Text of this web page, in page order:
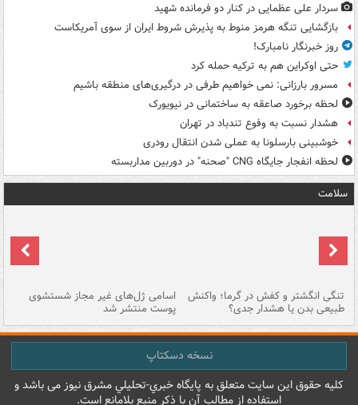
سردار علی عظمایی در کنار دو فرمانده شهید
بازگشایی تنگه هرمز منوط به پذیرش شروط ایران از سوی آمریکاست
روز خبرنگار نامبارک!
حتی اوکراین هم به ترکیه حمله کرد
مسرور بارزانی: نمی خواهیم طرفی در درگیری‌های منطقه باشیم
لحظه برخورد صاعقه به ساختمانی در نیویورک
هشدار نسبت به وفوع تندباد در تهران
خوشبینی بارسلونا به عملی شدن انتقال رودری
لحظه انفجار جایگاه CNG "صحنه" در دوربین مداربسته
سلامت
تنگی انگشتر و کفش در گرما؛ واکنش
طبیعی بدن یا هشدار جدی؟
اسامی ژل‌های غیر مجاز شستشوی
پوست منتشر شد
نسخه دسکتاپ
کليه حقوق اين سايت متعلق به پایگاه خبري-تحليلي مشرق نيوز می باشد و
استفاده از مطالب آن با ذکر منبع بلامانع است.